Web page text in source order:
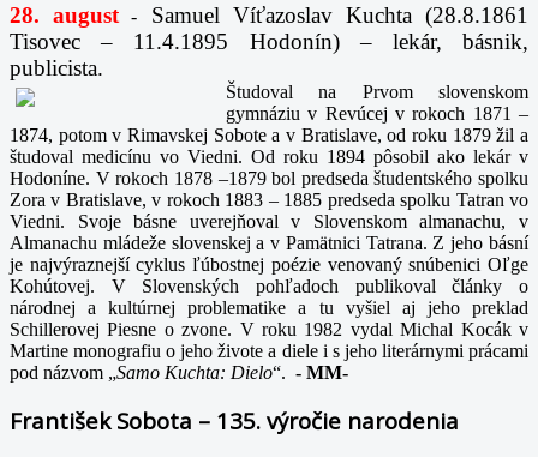
28. august -
Samuel Víťazoslav Kuchta (28.8.1861
Tisovec – 11.4.1895 Hodonín) – lekár, básnik,
publicista.
Študoval na Prvom slovenskom
gymnáziu v Revúcej v rokoch 1871 –
1874, potom v Rimavskej Sobote a v Bratislave, od roku 1879 žil a
študoval medicínu vo Viedni. Od roku 1894 pôsobil ako lekár v
Hodoníne. V rokoch 1878 –1879 bol predseda študentského spolku
Zora v Bratislave, v rokoch 1883 – 1885 predseda spolku Tatran vo
Viedni. Svoje básne uverejňoval v Slovenskom almanachu, v
Almanachu mládeže slovenskej a v Pamätnici Tatrana. Z jeho básní
je najvýraznejší cyklus ľúbostnej poézie venovaný snúbenici Oľge
Kohútovej. V Slovenských pohľadoch publikoval články o
národnej a kultúrnej problematike a tu vyšiel aj jeho preklad
Schillerovej Piesne o zvone. V roku 1982 vydal Michal Kocák v
Martine monografiu o jeho živote a diele i s jeho literárnymi prácami
pod názvom „Samo Kuchta: Dielo“. - MM-
František Sobota – 135. výročie narodenia